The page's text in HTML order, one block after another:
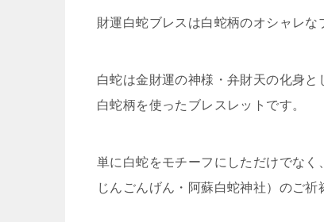
財運白蛇ブレスは白蛇柄のオシャレな
白蛇は金財運の神様・弁財天の化身
白蛇柄を使ったブレスレットです。
単に白蛇をモチーフにしただけでな
じんごんげん・阿蘇白蛇神社）のご祈